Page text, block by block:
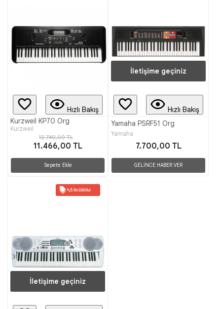
Hızlı Bakış
Kurzweil KP70 Org
Kurzweil
12.740,00 TL
11.466,00 TL
Sepete Ekle
İletişime geçiniz
Hızlı Bakış
Yamaha PSRF51 Org
Yamaha
7.700,00 TL
GELİNCE HABER VER
%5 İNDIRIM
İletişime geçiniz